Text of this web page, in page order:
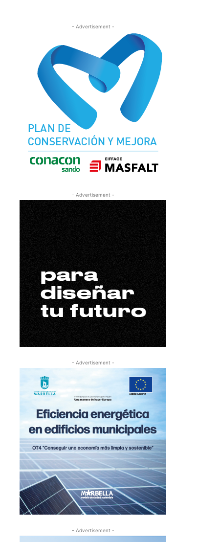
- Advertisement -
- Advertisement -
- Advertisement -
- Advertisement -